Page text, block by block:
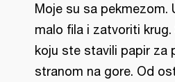
Moje su sa pekmezom.
malo fila i zatvoriti
koju ste stavili papir za
stranom na gore. Od